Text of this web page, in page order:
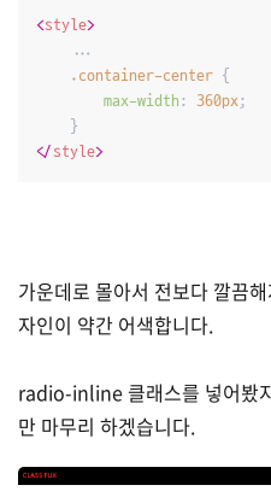
<style>
    ...
.container-center {
max-width : 360px;
</ style>
가운데로 몰아서 전보다 깔끔
자인이 약간 어색합니다.
radio-inline 클래스를 넣어봤
만 마무리 하겠습니다.